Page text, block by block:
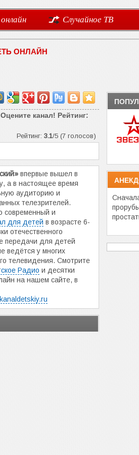
Случайное ТВ
ОНЛАЙН
Оцените канал! Рейтинг:
Рейтинг: 3.1/5 (7 голосов)
впервые вышел в
а в настоящее время
аудиторию и
телезрителей.
современный и
для детей в возрасте 6-
отечественного
передачи для детей
ведётся у многих
телевидения. Смотрите
Радио и десятки
на нашем сайте, в